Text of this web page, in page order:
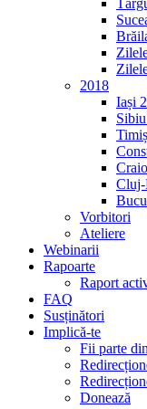
2018
Iași
Cluj-
Vorbitori
Ateliere
Webinarii
Rapoarte
Raport
FAQ
Susținători
Implică-te
Fii parte
Donează